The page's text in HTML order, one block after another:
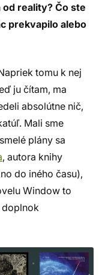
reality? Čo ste
prekvapilo alebo
tomu k nej
ju čítam, ma
absolútne nič,
Mali sme
plány sa
, autora knihy
do iného času),
Window to
doplnok